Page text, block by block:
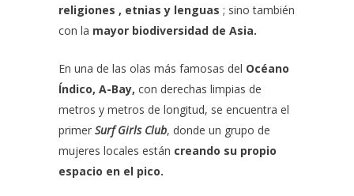
religiones , etnias y lenguas ; sino también
con la mayor biodiversidad de Asia.
En una de las olas más famosas del Océano
Índico, A-Bay, con derechas limpias de
metros y metros de longitud, se encuentra el
primer Surf Girls Club, donde un grupo de
mujeres locales están creando su propio
espacio en el pico.